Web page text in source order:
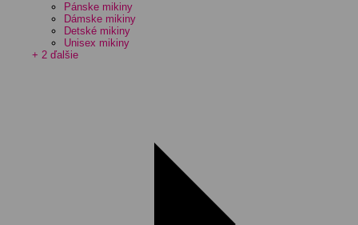
Pánske mikiny
Dámske mikiny
Detské mikiny
Unisex mikiny
+ 2 ďalšie